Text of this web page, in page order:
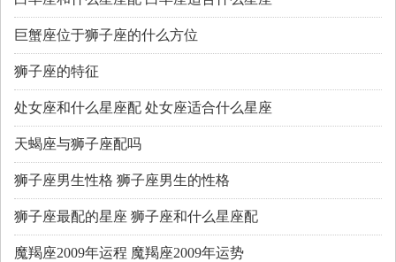
巨蟹座位于狮子座的什么方位
狮子座的特征
处女座和什么星座配 处女座适合什么星座
天蝎座与狮子座配吗
狮子座男生性格 狮子座男生的性格
狮子座最配的星座 狮子座和什么星座配
魔羯座2009年运程 魔羯座2009年运势